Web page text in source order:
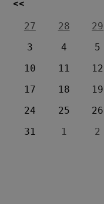
<<
27
28 29
3
4 5
10
11 12
17
18 19
24
25 26
31
1 2